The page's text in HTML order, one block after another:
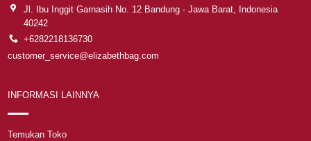
Jl. Ibu Inggit Garnasih No. 12 Bandung - Jawa Barat, Indonesia
40242
+6282218136730
customer_service@elizabethbag.com
INFORMASI LAINNYA
Temukan Toko